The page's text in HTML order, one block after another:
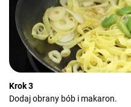
Krok 3
Dodaj obrany bób i makaron.